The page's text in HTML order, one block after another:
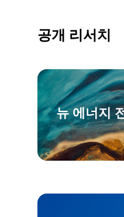
공개 리서치
뉴 에너지